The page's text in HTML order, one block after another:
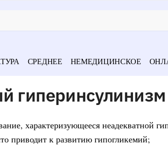
СРЕДНЕЕ НЕМЕДИЦИНСКОЕ
характеризующееся неадекватной
приводит к развитию гипогликемий;